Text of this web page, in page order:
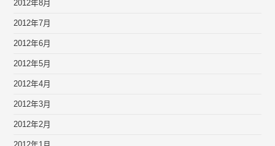
2012年8月
2012年7月
2012年6月
2012年5月
2012年4月
2012年3月
2012年2月